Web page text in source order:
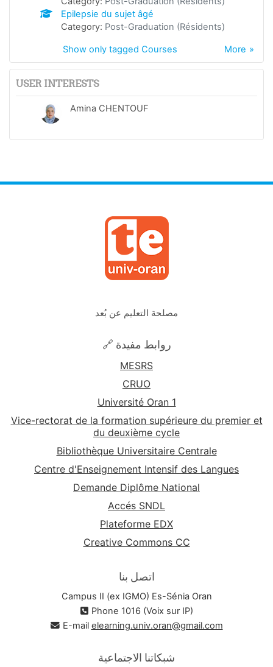
Epilepsie du sujet âgé
Category: Post-Graduation (Résidents)
More
Show only tagged Courses
USER INTERESTS
Amina CHENTOUF
مصلحة التعليم عن بُعد
🔗 روابط مفيدة
MESRS
CRUO
Université Oran 1
Vice-rectorat de la formation supérieure du premier et
du deuxième cycle
Bibliothèque Universitaire Centrale
Centre d'Enseignement Intensif des Langues
Demande Diplôme National
Accés SNDL
Plateforme EDX
Creative Commons CC
اتصل بنا
Campus II (ex IGMO) Es-Sénia Oran
Phone 1016 (Voix sur IP)
E-mail elearning.univ.oran@gmail.com
شبكاتنا الاجتماعية